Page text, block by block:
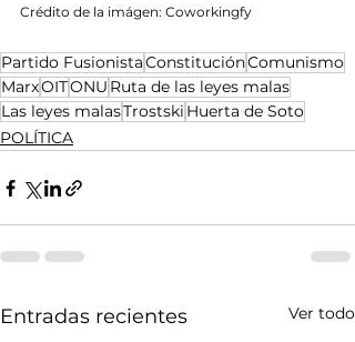
Crédito de la imágen: Coworkingfy
Partido FusionistaConstituciónComunismo
MarxOITONU Ruta de las leyes malas
Las leyes malasTrostski Huerta de Soto
POLÍTICA
Entradas recientes Ver todo